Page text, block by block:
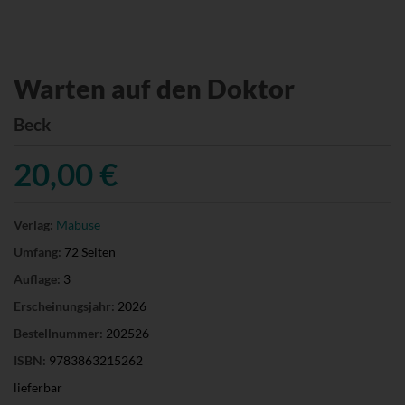
Warten auf den Doktor
Beck
20,00 €
Verlag: Mabuse
Umfang: 72 Seiten
Auflage: 3
Erscheinungsjahr: 2026
Bestellnummer: 202526
ISBN: 9783863215262
lieferbar